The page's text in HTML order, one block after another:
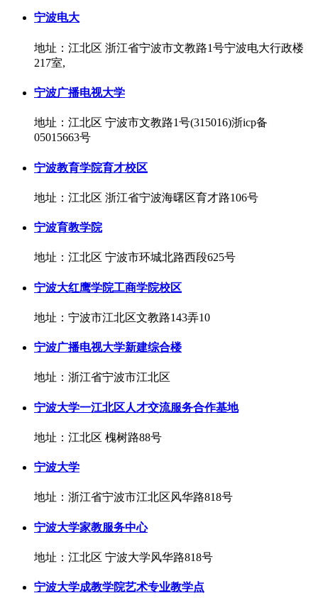
宁波电大
地址：江北区 浙江省宁波市文教路1号宁波电大行政楼
217室,
宁波广播电视大学
地址：江北区 宁波市文教路1号(315016)浙icp备
05015663号
宁波教育学院育才校区
地址：江北区 浙江省宁波海曙区育才路106号
宁波育教学院
地址：江北区 宁波市环城北路西段625号
宁波大红鹰学院工商学院校区
地址：宁波市江北区文教路143弄10
宁波广播电视大学新建综合楼
地址：浙江省宁波市江北区
宁波大学一江北区人才交流服务合作基地
地址：江北区 槐树路88号
宁波大学
地址：浙江省宁波市江北区风华路818号
宁波大学家教服务中心
地址：江北区 宁波大学风华路818号
宁波大学成教学院艺术专业教学点